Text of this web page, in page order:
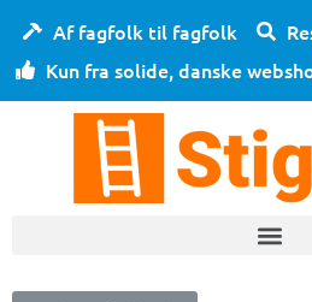
Af fagfolk til fagfolk
Kun fra solide, danske